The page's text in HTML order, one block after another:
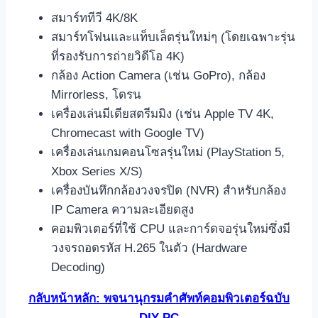
สมาร์ททีวี 4K/8K
สมาร์ทโฟนและแท็บเล็ตรุ่นใหม่ๆ (โดยเฉพาะรุ่น
ที่รองรับการถ่ายวิดีโอ 4K)
กล้อง Action Camera (เช่น GoPro), กล้อง
Mirrorless, โดรน
เครื่องเล่นมีเดียสตรีมมิง (เช่น Apple TV 4K,
Chromecast with Google TV)
เครื่องเล่นเกมคอนโซลรุ่นใหม่ (PlayStation 5,
Xbox Series X/S)
เครื่องบันทึกกล้องวงจรปิด (NVR) สำหรับกล้อง
IP Camera ความละเอียดสูง
คอมพิวเตอร์ที่ใช้ CPU และการ์ดจอรุ่นใหม่ซึ่งมี
วงจรถอดรหัส H.265 ในตัว (Hardware
Decoding)
กลับหน้าหลัก: พจนานุกรมคำศัพท์คอมพิวเตอร์ฉบับ